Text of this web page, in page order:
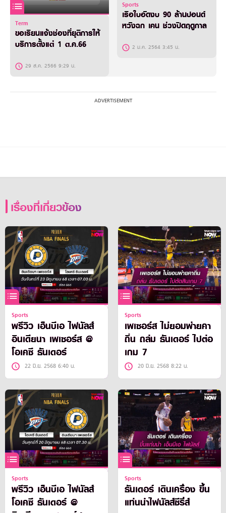
Term
ขอเรียนแจ้งช่องที่ยุติการให้
บริการตั้งแต่ 1 ต.ค.66
29 ส.ค. 2566 9:29 น.
Sports
เรือใบอัดงบ 90 ล้านปอนด์
หวังฉก เคน ช่วงปิดฤดูกาล
2 ม.ค. 2564 3:45 น.
เรื่องที่เกี่ยวข้อง
Sports
พรีวิว เอ็นบีเอ ไฟนัลส์
อินเดียนา เพเซอร์ส @
โอเคซี ธันเดอร์
22 มิ.ย. 2568 6:40 น.
Sports
เพเซอร์ส ไม่ยอมพ่ายคา
ถิ่น ถล่ม ธันเดอร์ ไปต่อ
เกม 7
20 มิ.ย. 2568 8:22 น.
Sports
พรีวิว เอ็นบีเอ ไฟนัลส์
โอเคซี ธันเดอร์ @
Sports
ธันเดอร์ เดินเครื่อง ขึ้น
แท่นนำไฟนัลส์ซีรี่ส์